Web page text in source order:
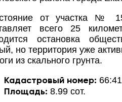
от участка №
всего 25
остановка
но территория уже
из скального грунта.
Кадастровый номер:
Площадь: 8.99 сот.